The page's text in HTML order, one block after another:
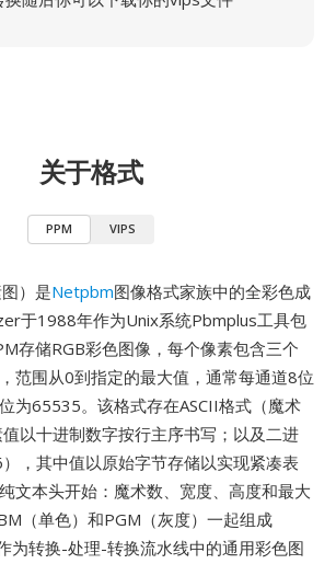
关于格式
PPM VIPS
）是Netpbm图像格式家族中的全彩色成
于1988年作为Unix系统Pbmplus工具包
存储RGB彩色图像，每个像素包含三个
范围从0到指定的最大值，通常每通道8位
为65535。该格式存在ASCII格式（魔术
以十进制数字按行主序书写；以及二进
，其中值以原始字节存储以实现紧凑表
文本头开始：魔术数、宽度、高度和最大
（单色）和PGM（灰度）一起组成
为转换-处理-转换流水线中的通用彩色图